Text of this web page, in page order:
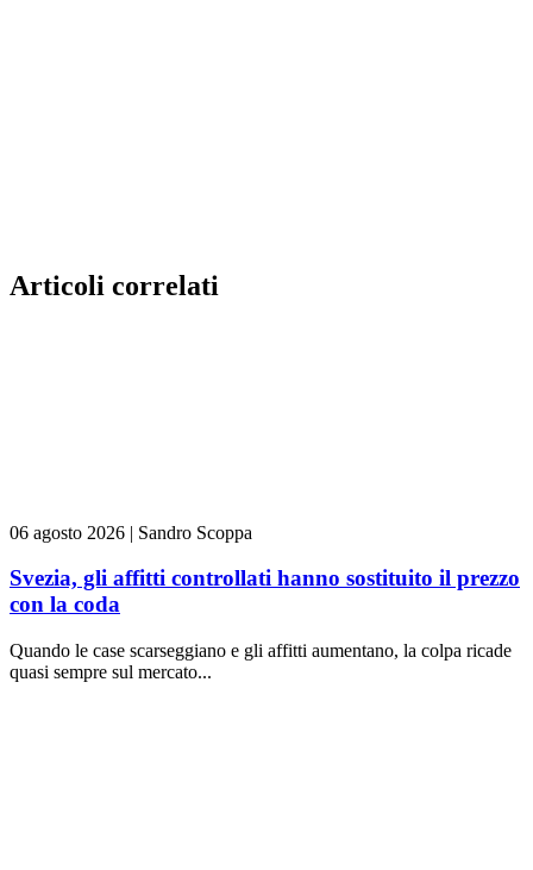
Articoli correlati
06 agosto 2026 | Sandro Scoppa
Svezia, gli affitti controllati hanno sostituito il prezzo
con la coda
Quando le case scarseggiano e gli affitti aumentano, la colpa ricade
quasi sempre sul mercato...